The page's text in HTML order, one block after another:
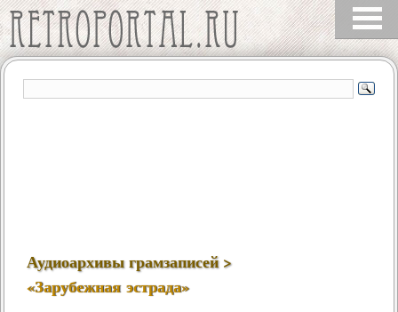
Аудиоархивы грамзаписей >
«Зарубежная эстрада»